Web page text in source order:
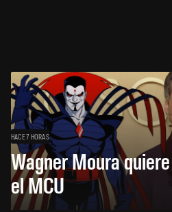
HACE 7 HORAS
Wagner Moura
el MCU